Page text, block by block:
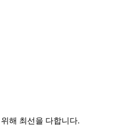
해 최선을 다합니다.